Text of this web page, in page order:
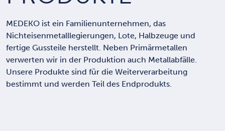
MEDEKO ist ein Familienunternehmen, das
Nichteisenmetalllegierungen, Lote, Halbzeuge und
fertige Gussteile herstellt. Neben Primärmetallen
verwerten wir in der Produktion auch Metallabfälle.
Unsere Produkte sind für die Weiterverarbeitung
bestimmt und werden Teil des Endprodukts.